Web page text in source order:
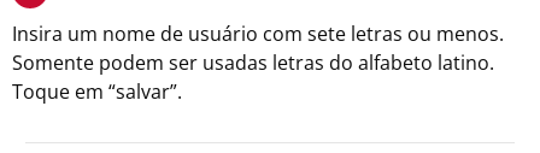
Insira um nome de usuário com sete letras ou menos.
Somente podem ser usadas letras do alfabeto latino.
Toque em “salvar”.